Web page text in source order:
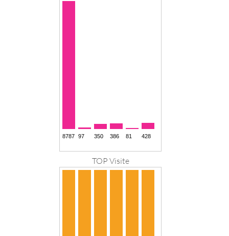
TOP Visite